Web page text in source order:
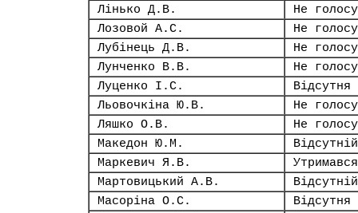
Лінько Д.В.
Не
Лозовой А.С.
Не
Лубінець Д.В.
Не
Лунченко В.В.
Не
Луценко І.С.
Відсутня
Льовочкіна Ю.В.
Не
Ляшко О.В.
Не
Македон Ю.М.
Відсутній
Маркевич Я.В.
Утримався
Мартовицький А.В.
Відсутній
Масоріна О.С.
Відсутня